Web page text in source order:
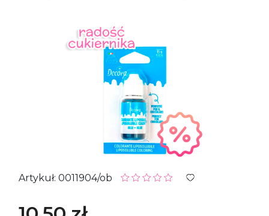
Artykuł: 0011904/ob